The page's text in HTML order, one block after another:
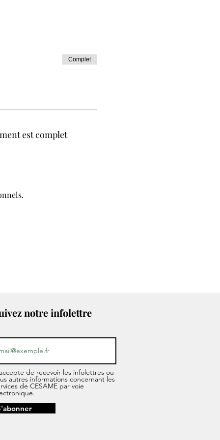
Complet
est complet
notre infolettre
de recevoir les infolettres ou
autres informations concernant les
de CESAME par voie